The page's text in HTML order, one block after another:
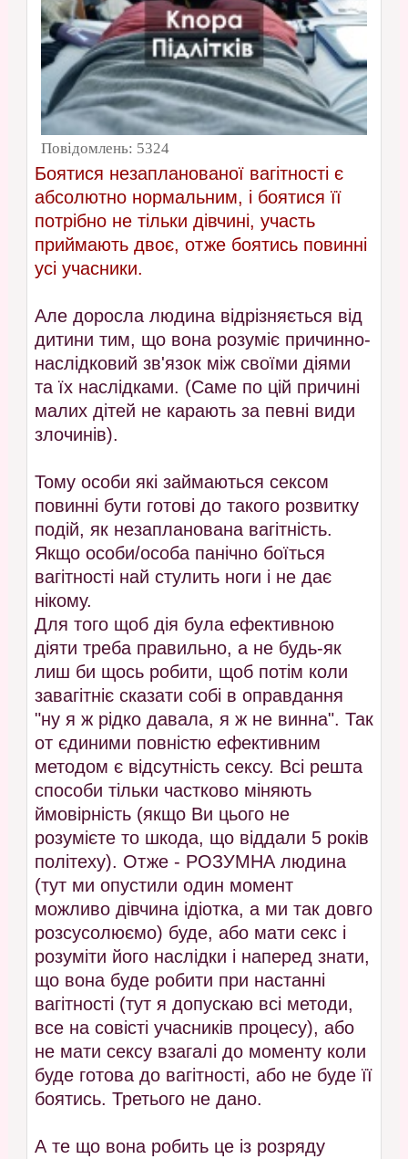
Повідомлень: 5324
Боятися незапланованої вагітності є
абсолютно нормальним, і боятися її
потрібно не тільки дівчині, участь
приймають двоє, отже боятись повинні
усі учасники.
Але доросла людина відрізняється від
дитини тим, що вона розуміє причинно-
наслідковий зв'язок між своїми діями
та їх наслідками. (Саме по цій причині
малих дітей не карають за певні види
злочинів).
Тому особи які займаються сексом
повинні бути готові до такого розвитку
подій, як незапланована вагітність.
Якщо особи/особа панічно боїться
вагітності най стулить ноги і не дає
нікому.
Для того щоб дія була ефективною
діяти треба правильно, а не будь-як
лиш би щось робити, щоб потім коли
завагітніє сказати собі в оправдання
"ну я ж рідко давала, я ж не винна". Так
от єдиними повністю ефективним
методом є відсутність сексу. Всі решта
способи тільки частково міняють
ймовірність (якщо Ви цього не
розумієте то шкода, що віддали 5 років
політеху). Отже - РОЗУМНА людина
(тут ми опустили один момент
можливо дівчина ідіотка, а ми так довго
розсусолюємо) буде, або мати секс і
розуміти його наслідки і наперед знати,
що вона буде робити при настанні
вагітності (тут я допускаю всі методи,
все на совісті учасників процесу), або
не мати сексу взагалі до моменту коли
буде готова до вагітності, або не буде її
боятись. Третього не дано.
А те що вона робить це із розряду